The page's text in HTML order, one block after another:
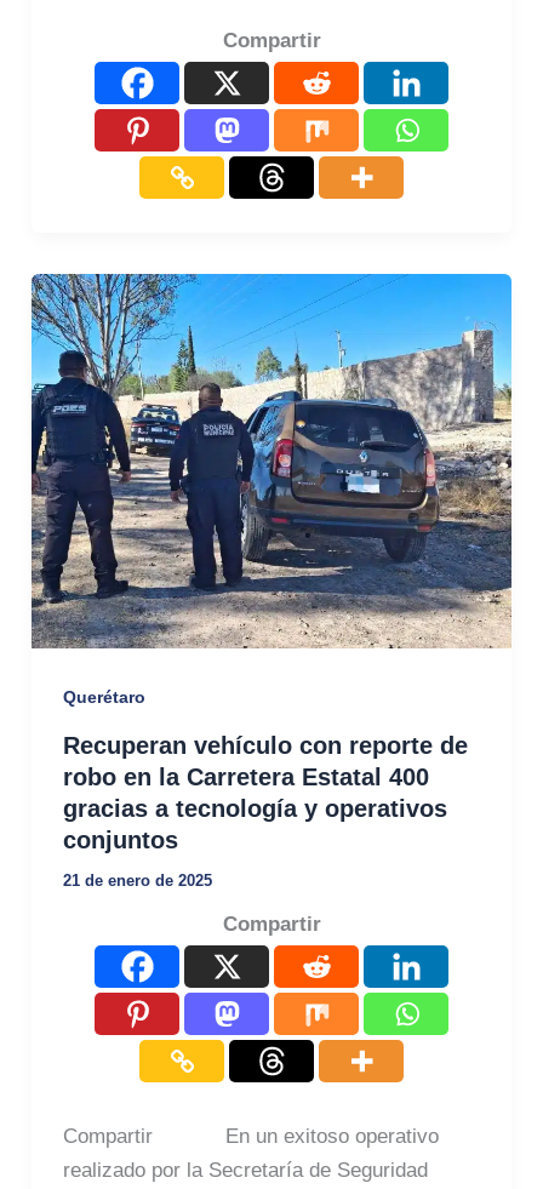
Compartir
Querétaro
Recuperan vehículo con reporte de
robo en la Carretera Estatal 400
gracias a tecnología y operativos
conjuntos
21 de enero de 2025
Compartir
Compartir En un exitoso operativo
realizado por la Secretaría de Seguridad